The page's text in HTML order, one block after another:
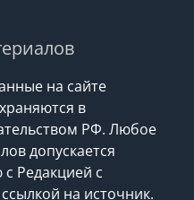
на сайте
в
РФ. Любое
допускается
Редакцией с
на источник.